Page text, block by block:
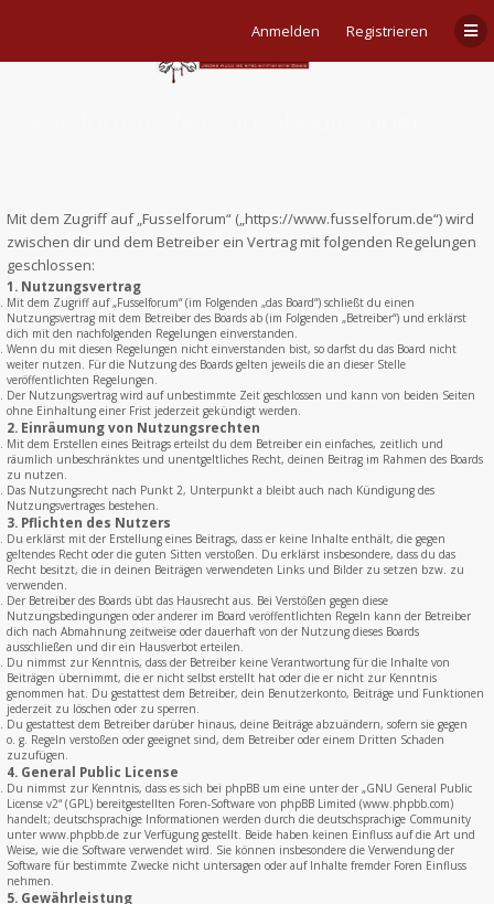
Anmelden Registrieren
Mit dem Zugriff auf „Fusselforum“ („https://www.fusselforum.de“) wird
zwischen dir und dem Betreiber ein Vertrag mit folgenden Regelungen
geschlossen:
1. Nutzungsvertrag
Mit dem Zugriff auf „Fusselforum“ (im Folgenden „das Board“) schließt du einen
Nutzungsvertrag mit dem Betreiber des Boards ab (im Folgenden „Betreiber“) und erklärst
dich mit den nachfolgenden Regelungen einverstanden.
Wenn du mit diesen Regelungen nicht einverstanden bist, so darfst du das Board nicht
weiter nutzen. Für die Nutzung des Boards gelten jeweils die an dieser Stelle
veröffentlichten Regelungen.
Der Nutzungsvertrag wird auf unbestimmte Zeit geschlossen und kann von beiden Seiten
ohne Einhaltung einer Frist jederzeit gekündigt werden.
2. Einräumung von Nutzungsrechten
Mit dem Erstellen eines Beitrags erteilst du dem Betreiber ein einfaches, zeitlich und
räumlich unbeschränktes und unentgeltliches Recht, deinen Beitrag im Rahmen des Boards
zu nutzen.
Das Nutzungsrecht nach Punkt 2, Unterpunkt a bleibt auch nach Kündigung des
Nutzungsvertrages bestehen.
3. Pflichten des Nutzers
Du erklärst mit der Erstellung eines Beitrags, dass er keine Inhalte enthält, die gegen
geltendes Recht oder die guten Sitten verstoßen. Du erklärst insbesondere, dass du das
Recht besitzt, die in deinen Beiträgen verwendeten Links und Bilder zu setzen bzw. zu
verwenden.
Der Betreiber des Boards übt das Hausrecht aus. Bei Verstößen gegen diese
Nutzungsbedingungen oder anderer im Board veröffentlichten Regeln kann der Betreiber
dich nach Abmahnung zeitweise oder dauerhaft von der Nutzung dieses Boards
ausschließen und dir ein Hausverbot erteilen.
Du nimmst zur Kenntnis, dass der Betreiber keine Verantwortung für die Inhalte von
Beiträgen übernimmt, die er nicht selbst erstellt hat oder die er nicht zur Kenntnis
genommen hat. Du gestattest dem Betreiber, dein Benutzerkonto, Beiträge und Funktionen
jederzeit zu löschen oder zu sperren.
Du gestattest dem Betreiber darüber hinaus, deine Beiträge abzuändern, sofern sie gegen
o. g. Regeln verstoßen oder geeignet sind, dem Betreiber oder einem Dritten Schaden
zuzufügen.
4. General Public License
Du nimmst zur Kenntnis, dass es sich bei phpBB um eine unter der „GNU General Public
License v2“ (GPL) bereitgestellten Foren-Software von phpBB Limited (www.phpbb.com)
handelt; deutschsprachige Informationen werden durch die deutschsprachige Community
unter www.phpbb.de zur Verfügung gestellt. Beide haben keinen Einfluss auf die Art und
Weise, wie die Software verwendet wird. Sie können insbesondere die Verwendung der
Software für bestimmte Zwecke nicht untersagen oder auf Inhalte fremder Foren Einfluss
nehmen.
5. Gewährleistung